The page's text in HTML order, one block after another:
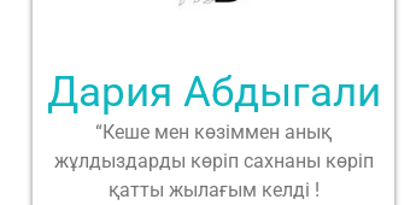
Дария Абдыгали
“Кеше мен көзіммен анық
жұлдыздарды көріп сахнаны көріп
қатты жылағым келді !